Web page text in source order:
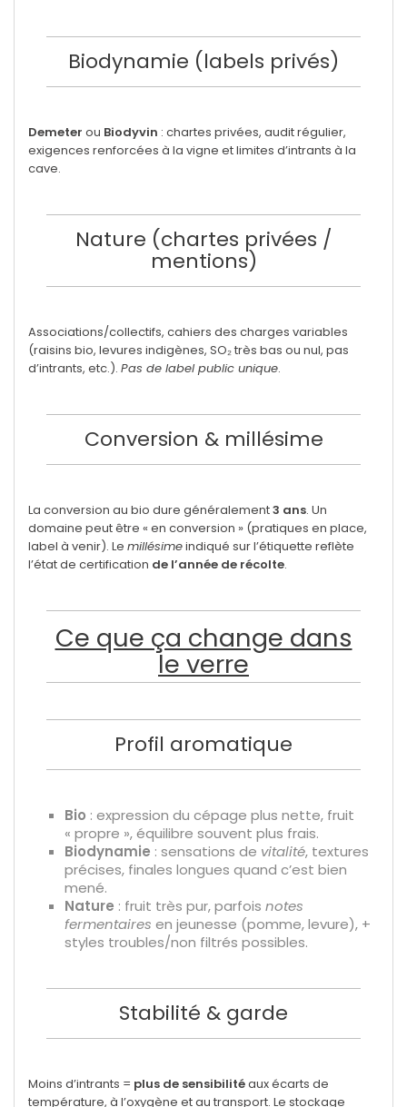
Biodynamie (labels privés)
Demeter ou Biodyvin : chartes privées, audit régulier,
exigences renforcées à la vigne et limites d’intrants à la
cave.
Nature (chartes privées /
mentions)
Associations/collectifs, cahiers des charges variables
(raisins bio, levures indigènes, SO₂ très bas ou nul, pas
d’intrants, etc.). Pas de label public unique.
Conversion & millésime
La conversion au bio dure généralement3 ans. Un
domaine peut être « en conversion » (pratiques en place,
label à venir). Le millésimeindiqué sur l’étiquette reflète
l’état de certification de l’année de récolte.
Ce que ça change dans
le verre
Profil aromatique
Bio : expression du cépage plus nette, fruit
« propre », équilibre souvent plus frais.
Biodynamie : sensations de vitalité, textures
précises, finales longues quand c’est bien
mené.
Nature : fruit très pur, parfois notes
fermentaires en jeunesse (pomme, levure), +
styles troubles/non filtrés possibles.
Stabilité & garde
Moins d’intrants = plus de sensibilitéaux écarts de
température, à l’oxygène et au transport. Le stockage